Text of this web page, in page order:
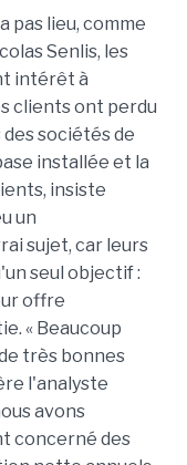
pas lieu, comme
Senlis, les
intérêt à
clients ont perdu
sociétés de
installée et la
insiste
un
sujet, car leurs
seul objectif :
offre
« Beaucoup
très bonnes
l'analyste
avons
concerné des